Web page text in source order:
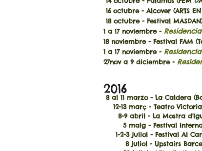
16 octubre - Alcover (ARTS
18 octubre - Festival
1 a 17 noviembre -
18 noviembre - Festival FAM
1 a 17 noviembre -
27nov a 9 diciembre-
2016
8 al 11 marzo - La Caldera
12-13 març - Teatro Victoria
8-9 abril - La Mostra
5 maig - Festival
1-2-3 juliol - Festival Al
8 juliol - Upstairs